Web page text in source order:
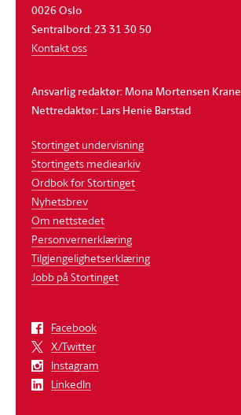
0026 Oslo
Sentralbord: 23 31 30 50
Kontakt oss
Ansvarlig redaktør: Mona Mortensen Krane
Nettredaktør: Lars Henie Barstad
Stortinget undervisning
Stortingets mediearkiv
Ordbok for Stortinget
Nyhetsbrev
Om nettstedet
Personvernerklæring
Tilgjengelighetserklæring
Jobb på Stortinget
Facebook
X/Twitter
Instagram
LinkedIn